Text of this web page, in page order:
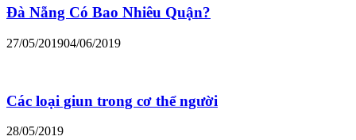
Đà Nẵng Có Bao Nhiêu Quận?
27/05/201904/06/2019
Các loại giun trong cơ thể người
28/05/2019